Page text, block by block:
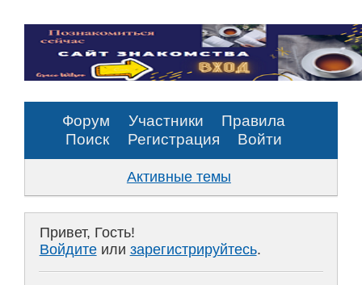
Форум Участники
Правила
Поиск
Регистрация Войти
Активные темы
Привет, Гость!
Войдитеили зарегистрируйтесь.